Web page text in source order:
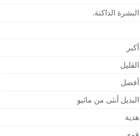
البشرة الداكنة.
أكبر
القليل
أفضل
البديل أنثى من ماثيو
هدية